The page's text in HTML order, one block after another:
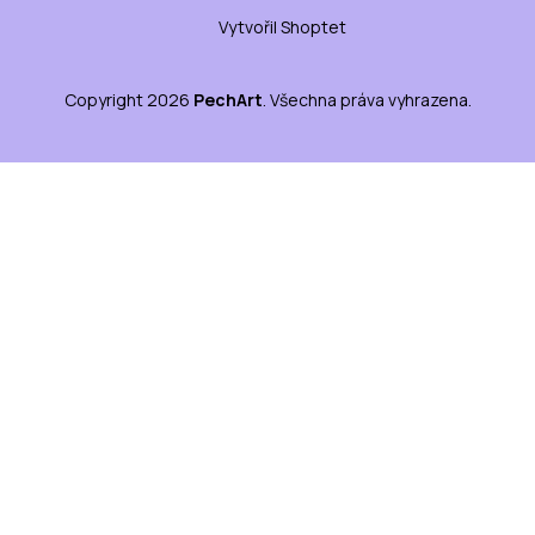
Vytvořil Shoptet
Copyright 2026 PechArt . Všechna práva vyhrazena.